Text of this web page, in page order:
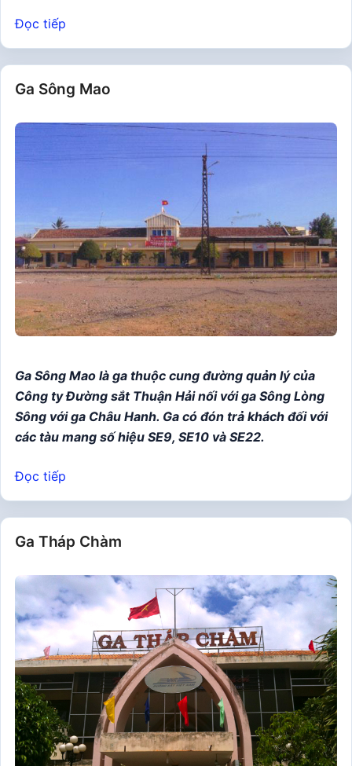
Đọc tiếp
Ga Sông Mao
Ga Sông Mao là ga thuộc cung đường quản lý của
Công ty Đường sắt Thuận Hải nối với ga Sông Lòng
Sông với ga Châu Hanh. Ga có đón trả khách đối với
các tàu mang số hiệu SE9, SE10 và SE22.
Đọc tiếp
Ga Tháp Chàm